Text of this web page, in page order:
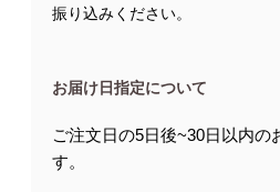
振り込みください。
お届け日指定について
ご注文日の5日後~30日以内の
す。